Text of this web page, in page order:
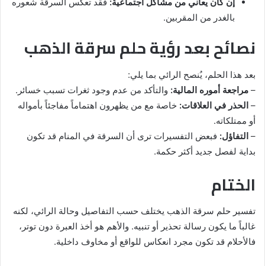
بالغدر من المقربين.
نصائح بعد رؤية حلم سرقة الذهب
بعد هذا الحلم، يُنصح الرائي بما يلي:
– مراجعة أموره المالية: والتأكد من عدم وجود ثغرات تسبب خسائر.
– الحذر في العلاقات: خاصة مع من يظهرون اهتماماً مفاجئاً بأمواله
أو ممتلكاته.
– التفاؤل: فبعض التفسيرات ترى أن السرقة في المنام قد تكون
بداية لفصل جديد أكثر حكمة.
الختام
تفسير حلم سرقة الذهب يختلف حسب التفاصيل وحالة الرائي، لكنه
غالباً ما يكون رسالة تحذير أو تنبيه. والأهم هو أخذ العبرة دون توتر،
فالأحلام قد تكون مجرد انعكاس للواقع أو مخاوف داخلية.